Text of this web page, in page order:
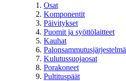
Osat
Komponentit
Päivitykset
Puomit ja syöttölaitteet
Kauhat
Palonsammutusjärjestelmä
Kulutussuojaosat
Porakoneet
Pultituspäät